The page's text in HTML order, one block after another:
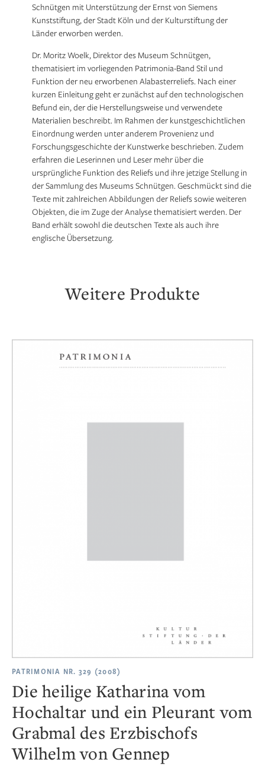
Schnütgen mit Unterstützung der Ernst von Siemens
Kunststiftung, der Stadt Köln und der Kulturstiftung der
Länder erworben werden.
Dr. Moritz Woelk, Direktor des Museum Schnütgen,
thematisiert im vorliegenden Patrimonia-Band Stil und
Funktion der neu erworbenen Alabasterreliefs. Nach einer
kurzen Einleitung geht er zunächst auf den technologischen
Befund ein, der die Herstellungsweise und verwendete
Materialien beschreibt. Im Rahmen der kunstgeschichtlichen
Einordnung werden unter anderem Provenienz und
Forschungsgeschichte der Kunstwerke beschrieben. Zudem
erfahren die Leserinnen und Leser mehr über die
ursprüngliche Funktion des Reliefs und ihre jetzige Stellung in
der Sammlung des Museums Schnütgen. Geschmückt sind die
Texte mit zahlreichen Abbildungen der Reliefs sowie weiteren
Objekten, die im Zuge der Analyse thematisiert werden. Der
Band erhält sowohl die deutschen Texte als auch ihre
englische Übersetzung.
Weitere Produkte
PATRIMONIA NR. 329 (2008)
Die heilige Katharina vom
Hochaltar und ein Pleurant vom
Grabmal des Erzbischofs
Wilhelm von Gennep